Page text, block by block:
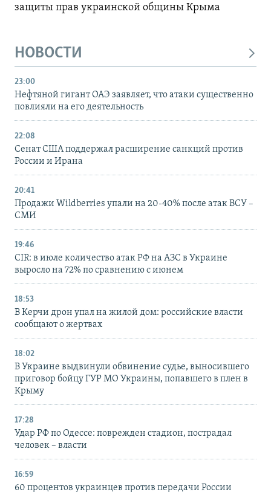
защиты прав украинской общины Крыма
НОВОСТИ
23:00
Нефтяной гигант ОАЭ заявляет, что атаки существенно
повлияли на его деятельность
22:08
Сенат США поддержал расширение санкций против
России и Ирана
20:41
Продажи Wildberries упали на 20-40% после атак ВСУ –
СМИ
19:46
CIR: в июле количество атак РФ на АЗС в Украине
выросло на 72% по сравнению с июнем
18:53
В Керчи дрон упал на жилой дом: российские власти
сообщают о жертвах
18:02
В Украине выдвинули обвинение судье, выносившего
приговор бойцу ГУР МО Украины, попавшего в плен в
Крыму
17:28
Удар РФ по Одессе: поврежден стадион, пострадал
человек – власти
16:59
60 процентов украинцев против передачи России